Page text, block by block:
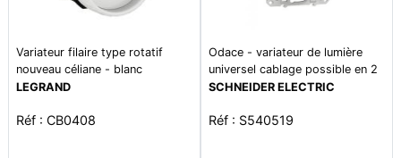
Variateur filaire type rotatif
nouveau céliane - blanc
LEGRAND
Réf : CB0408
Odace - variateur de lumière
universel cablage possible en 2
ou 3 fils- 3w 100w(led) 10-
halogen / compatible lv
SCHNEIDER ELECTRIC
Réf : S540519